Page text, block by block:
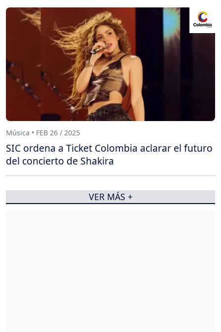
Música • FEB 26 / 2025
SIC ordena a Ticket Colombia aclarar el futuro
del concierto de Shakira
VER MÁS +